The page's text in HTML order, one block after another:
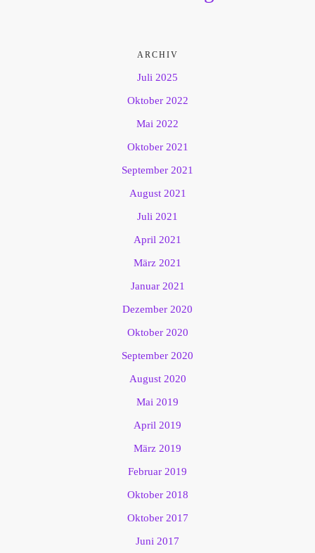
ARCHIV
Juli 2025
Oktober 2022
Mai 2022
Oktober 2021
September 2021
August 2021
Juli 2021
April 2021
März 2021
Januar 2021
Dezember 2020
Oktober 2020
September 2020
August 2020
Mai 2019
April 2019
März 2019
Februar 2019
Oktober 2018
Oktober 2017
Juni 2017